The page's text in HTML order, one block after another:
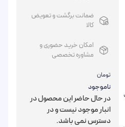
ضمانت برگشت و تعویض
کالا
امکان خرید حضوری و
مشاوره تخصصی
تومان
ناموجود
در حال حاضر این محصول در
انبار موجود نیست و در
دسترس نمی باشد.